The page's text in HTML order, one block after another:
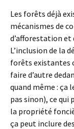
Les forêts déjà
mécanismes de
d’afforestation
L’inclusion de la
forêts existantes
faire d’autre
quand même : ça
pas sinon), ce qui
la propriété
ça peut inclure